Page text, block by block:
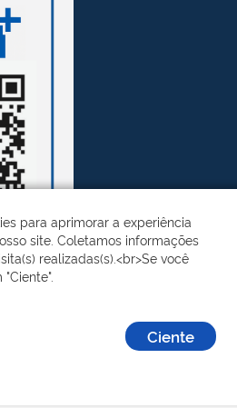
para aprimorar a experiência
site. Coletamos informações
realizadas(s).<br>Se você
Ciente